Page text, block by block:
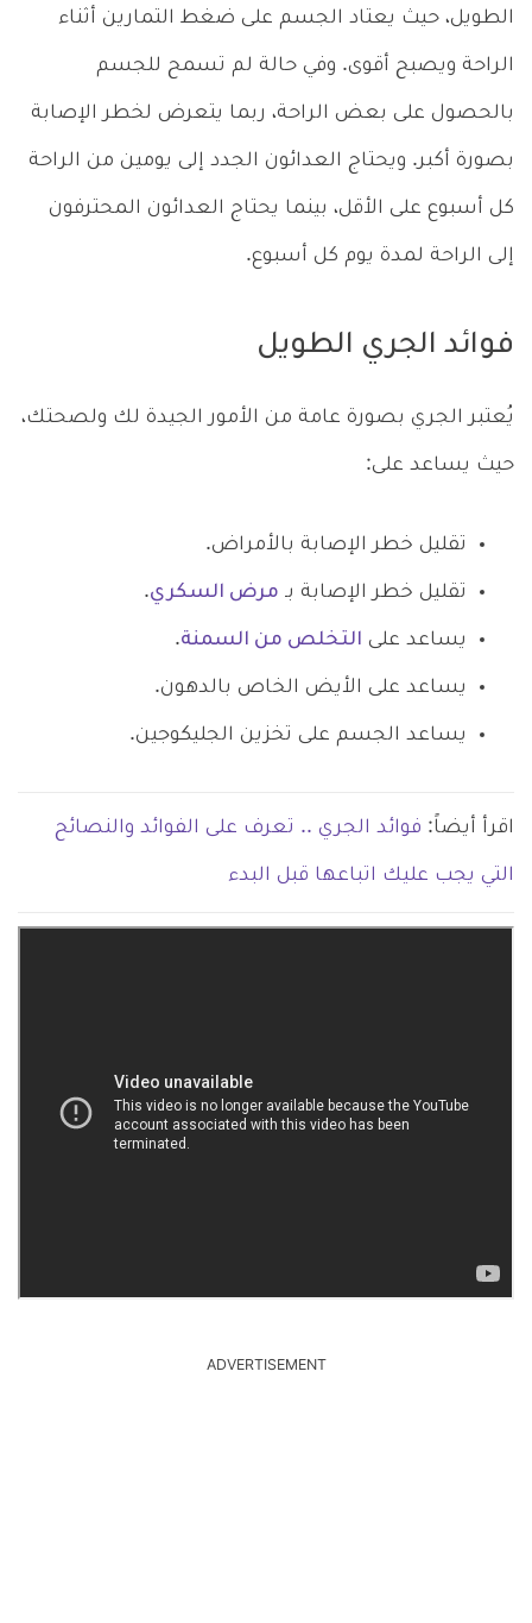
الطويل، حيث يعتاد الجسم على ضغط التمارين أثناء
الراحة ويصبح أقوى. وفي حالة لم تسمح للجسم
بالحصول على بعض الراحة، ربما يتعرض لخطر الإصابة
بصورة أكبر. ويحتاج العدائون الجدد إلى يومين من الراحة
كل أسبوع على الأقل، بينما يحتاج العدائون المحترفون
إلى الراحة لمدة يوم كل أسبوع.
فوائد الجري الطويل
يُعتبر الجري بصورة عامة من الأمور الجيدة لك ولصحتك،
حيث يساعد على:
تقليل خطر الإصابة بالأمراض.
تقليل خطر الإصابة بـ مرض السكري.
يساعد على التخلص من السمنة.
يساعد على الأيض الخاص بالدهون.
يساعد الجسم على تخزين الجليكوجين.
اقرأ أيضاً: فوائد الجري .. تعرف على الفوائد والنصائح
التي يجب عليك اتباعها قبل البدء
ADVERTISEMENT